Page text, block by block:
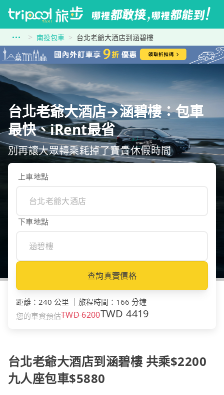
南投包車 台北老爺大酒店到涵碧樓
台北老爺大酒店→涵碧樓：包車
最快、iRent最省
別再讓大眾轉乘耗掉了寶貴休假時間
上車地點
下車地點
查詢真實價格
距離 ： 240 公里 旅程時間 ： 166 分鐘
您的車資預估TWD6200TWD4419
台北老爺大酒店到涵碧樓 共乘$2200
九人座包車$5880